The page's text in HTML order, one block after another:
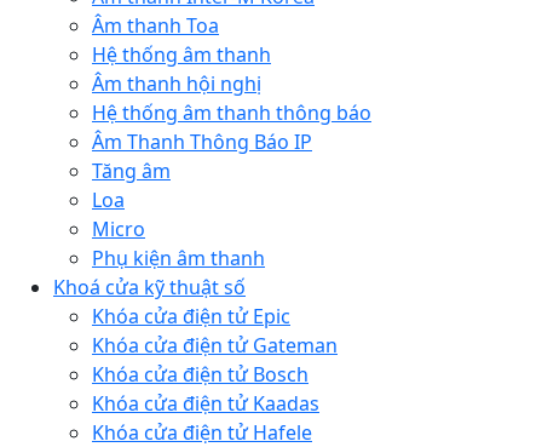
Âm thanh Toa
Hệ thống âm thanh
Âm thanh hội nghị
Hệ thống âm thanh thông báo
Âm Thanh Thông Báo IP
Tăng âm
Loa
Micro
Phụ kiện âm thanh
Khoá cửa kỹ thuật số
Khóa cửa điện tử Epic
Khóa cửa điện tử Gateman
Khóa cửa điện tử Bosch
Khóa cửa điện tử Kaadas
Khóa cửa điện tử Hafele